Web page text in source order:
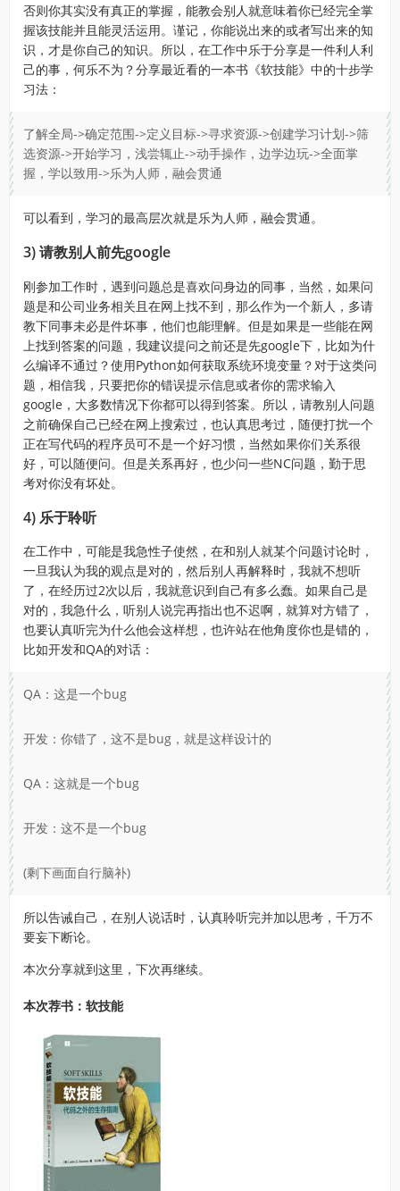
否则你其实没有真正的掌握，能教会别人就意味着你已经完全掌
握该技能并且能灵活运用。谨记，你能说出来的或者写出来的知
识，才是你自己的知识。所以，在工作中乐于分享是一件利人利
己的事，何乐不为？分享最近看的一本书《软技能》中的十步学
习法：
了解全局->确定范围->定义目标->寻求资源->创建学习计划->筛
选资源->开始学习，浅尝辄止->动手操作，边学边玩->全面掌
握，学以致用->乐为人师，融会贯通
可以看到，学习的最高层次就是乐为人师，融会贯通。
3) 请教别人前先google
刚参加工作时，遇到问题总是喜欢问身边的同事，当然，如果问
题是和公司业务相关且在网上找不到，那么作为一个新人，多请
教下同事未必是件坏事，他们也能理解。但是如果是一些能在网
上找到答案的问题，我建议提问之前还是先google下，比如为什
么编译不通过？使用Python如何获取系统环境变量？对于这类问
题，相信我，只要把你的错误提示信息或者你的需求输入
google，大多数情况下你都可以得到答案。所以，请教别人问题
之前确保自己已经在网上搜索过，也认真思考过，随便打扰一个
正在写代码的程序员可不是一个好习惯，当然如果你们关系很
好，可以随便问。但是关系再好，也少问一些NC问题，勤于思
考对你没有坏处。
4) 乐于聆听
在工作中，可能是我急性子使然，在和别人就某个问题讨论时，
一旦我认为我的观点是对的，然后别人再解释时，我就不想听
了，在经历过2次以后，我就意识到自己有多么蠢。如果自己是
对的，我急什么，听别人说完再指出也不迟啊，就算对方错了，
也要认真听完为什么他会这样想，也许站在他角度你也是错的，
比如开发和QA的对话：
QA：这是一个bug
开发：你错了，这不是bug，就是这样设计的
QA：这就是一个bug
开发：这不是一个bug
(剩下画面自行脑补)
所以告诫自己，在别人说话时，认真聆听完并加以思考，千万不
要妄下断论。
本次分享就到这里，下次再继续。
本次荐书：软技能